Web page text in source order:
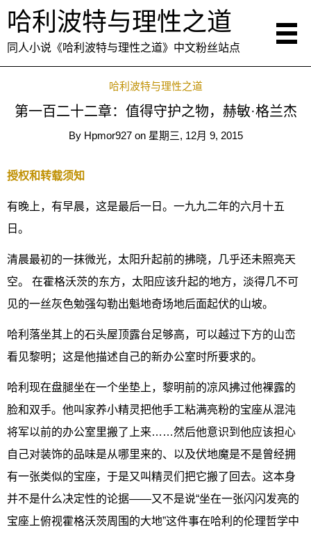
哈利波特与理性之道
同人小说《哈利波特与理性之道》中文粉丝站点
哈利波特与理性之道
第一百二十二章：值得守护之物，赫敏·格兰杰
By Hpmor927 on 星期三, 12月 9, 2015
授权和转载须知
有晚上，有早晨，这是最后一日。一九九二年的六月十五
日。
清晨最初的一抹微光，太阳升起前的拂晓，几乎还未照亮天
空。 在霍格沃茨的东方，太阳应该升起的地方，淡得几不可
见的一丝灰色勉强勾勒出魁地奇场地后面起伏的山坡。
哈利落坐其上的石头屋顶露台足够高，可以越过下方的山峦
看见黎明；这是他描述自己的新办公室时所要求的。
哈利现在盘腿坐在一个坐垫上，黎明前的凉风拂过他裸露的
脸和双手。他叫家养小精灵把他手工粘满亮粉的宝座从混沌
将军以前的办公室里搬了上来……然后他意识到他应该担心
自己对装饰的品味是从哪里来的、以及伏地魔是不是曾经拥
有一张类似的宝座，于是又叫精灵们把它搬了回去。这本身
并不是什么决定性的论据——又不是说“坐在一张闪闪发亮的
宝座上俯视霍格沃茨周围的大地”这件事在哈利的伦理哲学中